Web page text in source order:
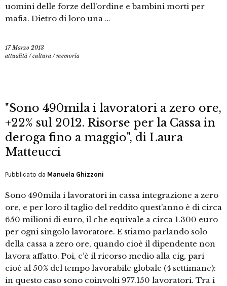
uomini delle forze dell’ordine e bambini morti per
mafia. Dietro di loro una …
17 Marzo 2013
attualità /cultura /memoria
"Sono 490mila i lavoratori a zero ore,
+22% sul 2012. Risorse per la Cassa in
deroga fino a maggio", di Laura
Matteucci
Pubblicato da Manuela Ghizzoni
Sono 490mila i lavoratori in cassa integrazione a zero
ore, e per loro il taglio del reddito quest’anno è di circa
650 milioni di euro, il che equivale a circa 1.300 euro
per ogni singolo lavoratore. E stiamo parlando solo
della cassa a zero ore, quando cioè il dipendente non
lavora affatto. Poi, c’è il ricorso medio alla cig, pari
cioè al 50% del tempo lavorabile globale (4 settimane):
in questo caso sono coinvolti 977.150 lavoratori. Tra i